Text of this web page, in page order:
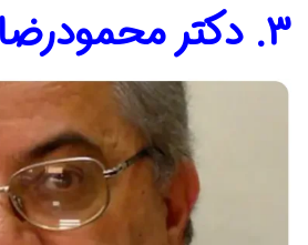
3. دکتر محمودرضا اشرفی